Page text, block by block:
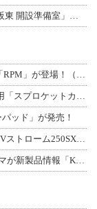
ッド」が発売！